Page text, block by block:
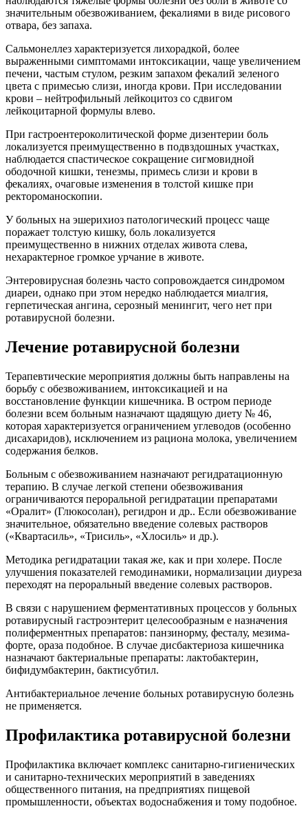
значительным обезвоживанием, фекалиями в виде рисового
отвара, без запаха.
Сальмонеллез характеризуется лихорадкой, более
выраженными симптомами интоксикации, чаще увеличением
печени, частым стулом, резким запахом фекалий зеленого
цвета с примесью слизи, иногда крови. При исследовании
крови – нейтрофильный лейкоцитоз со сдвигом
лейкоцитарной формулы влево.
При гастроентероколитической форме дизентерии боль
локализуется преимущественно в подвздошных участках,
наблюдается спастическое сокращение сигмовидной
ободочной кишки, тенезмы, примесь слизи и крови в
фекалиях, очаговые изменения в толстой кишке при
ректороманоскопии.
У больных на эшерихиоз патологический процесс чаще
поражает толстую кишку, боль локализуется
преимущественно в нижних отделах живота слева,
нехарактерное громкое урчание в животе.
Энтеровирусная болезнь часто сопровождается синдромом
диареи, однако при этом нередко наблюдается миалгия,
герпетическая ангина, серозный менингит, чего нет при
ротавирусной болезни.
Лечение ротавирусной болезни
Терапевтические мероприятия должны быть направлены на
борьбу с обезвоживанием, интоксикацией и на
восстановление функции кишечника. В остром периоде
болезни всем больным назначают щадящую диету № 46,
которая характеризуется ограничением углеводов (особенно
дисахаридов), исключением из рациона молока, увеличением
содержания белков.
Больным с обезвоживанием назначают регидратационную
терапию. В случае легкой степени обезвоживания
ограничиваются пероральной регидратации препаратами
«Оралит» (Глюкосолан), регидрон и др.. Если обезвоживание
значительное, обязательно введение солевых растворов
(«Квартасиль», «Трисиль», «Хлосиль» и др.).
Методика регидратации такая же, как и при холере. После
улучшения показателей гемодинамики, нормализации диуреза
переходят на пероральный введение солевых растворов.
В связи с нарушением ферментативных процессов у больных
ротавирусный гастроэнтерит целесообразным е назначения
полиферментных препаратов: панзинорму, фесталу, мезима-
форте, ораза подобное. В случае дисбактериоза кишечника
назначают бактериальные препараты: лактобактерин,
бифидумбактерин, бактисубтил.
Антибактериальное лечение больных ротавирусную болезнь
не применяется.
Профилактика ротавирусной болезни
Профилактика включает комплекс санитарно-гигиенических
и санитарно-технических мероприятий в заведениях
общественного питания, на предприятиях пищевой
промышленности, объектах водоснабжения и тому подобное.